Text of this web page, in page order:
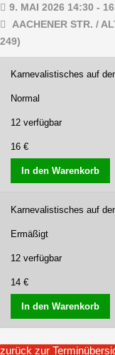
9. MAI 2026 14:30 -
AACHENER STR. /
249)
Karnevalistisches auf
Normal
12 verfügbar
16 €
In den Warenkorb
Karnevalistisches auf
Ermäßigt
12 verfügbar
14 €
In den Warenkorb
zurück zur